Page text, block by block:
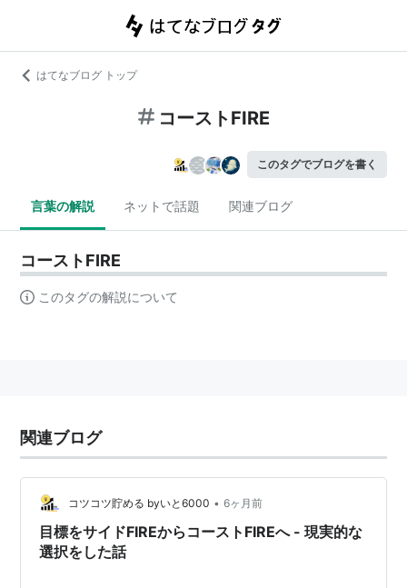
はてなブログ トップ
コーストFIRE
このタグでブログを書く
言葉の解説 ネットで話題 関連ブログ
コーストFIRE
このタグの解説について
関連ブログ
コツコツ貯める byいと6000 • 6ヶ月前
目標をサイドFIREからコーストFIREへ - 現実的な
選択をした話